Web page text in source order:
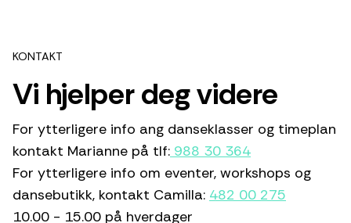
KONTAKT
Vi hjelper deg videre
For ytterligere info ang danseklasser og timeplan
kontakt Marianne på tlf: 988 30 364
For ytterligere info om eventer, workshops og
dansebutikk, kontakt Camilla: 482 00 275
10.00 - 15.00 på hverdager